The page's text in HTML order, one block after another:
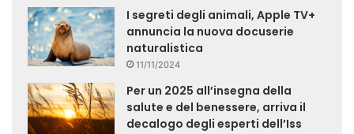
I segreti degli animali, Apple TV+
annuncia la nuova docuserie
naturalistica
11/11/2024
Per un 2025 all’insegna della
salute e del benessere, arriva il
decalogo degli esperti dell’Iss